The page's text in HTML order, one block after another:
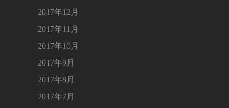
2017年12月
2017年11月
2017年10月
2017年9月
2017年8月
2017年7月